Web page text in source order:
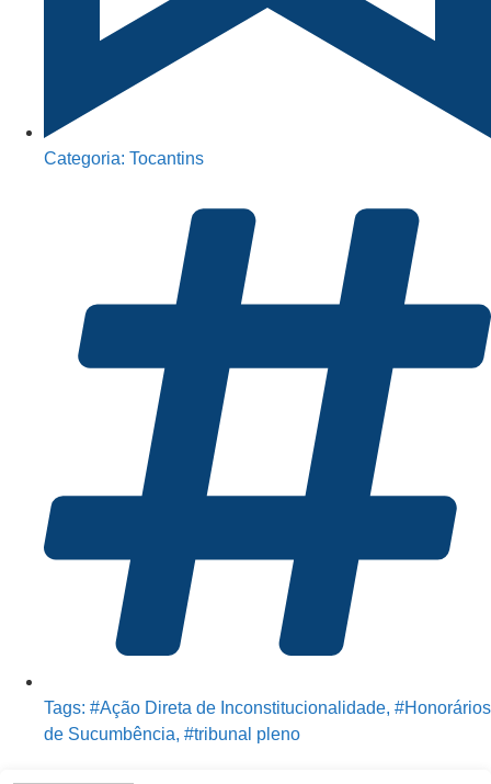
Categoria: Tocantins
Tags: #Ação Direta de Inconstitucionalidade, #Honorários
de Sucumbência, #tribunal pleno